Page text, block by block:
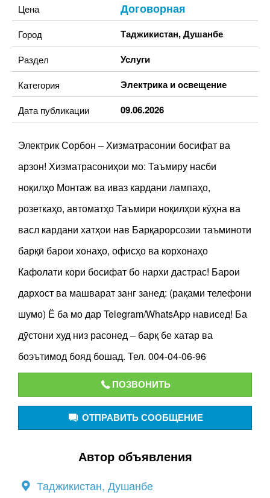
Цена Договорная
Город Таджикистан,Душанбе
Раздел Услуги
Категория Электрика и освещение
Дата публикации 09.06.2026
Электрик Сорбон – Хизматрасонии босифат ва
арзон! Хизматрасониҳои мо: Таъмиру насби
ноқилҳо Монтаж ва иваз кардани лампаҳо,
розеткаҳо, автоматҳо Таъмири ноқилҳои кӯҳна ва
васл кардани хатҳои нав Барқарорсозии таъминоти
барқӣ барои хонаҳо, офисҳо ва корхонаҳо
Кафолати кори босифат бо нархи дастрас! Барои
дархост ва машварат занг занед: (рақами телефони
шумо) Ё ба мо дар Telegram/WhatsApp нависед! Ба
дӯстони худ низ расонед – барқ бе хатар ва
боэътимод бояд бошад. Тел. 004-04-06-96
ПОЗВОНИТЬ
ОТПРАВИТЬ СООБЩЕНИЕ
Автор объявления
Таджикистан, Душанбе